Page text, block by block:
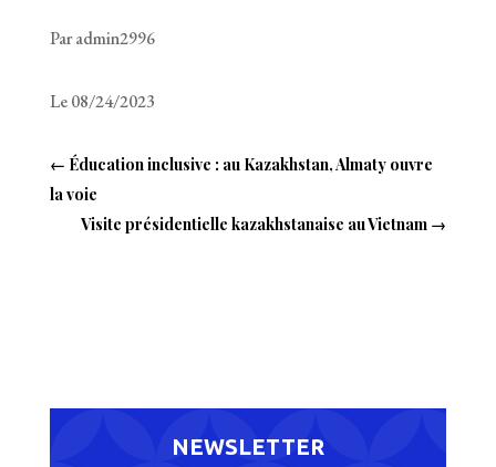
Par admin2996
Le 08/24/2023
← Éducation inclusive : au Kazakhstan, Almaty ouvre
la voie
Visite présidentielle kazakhstanaise au Vietnam →
NEWSLETTER